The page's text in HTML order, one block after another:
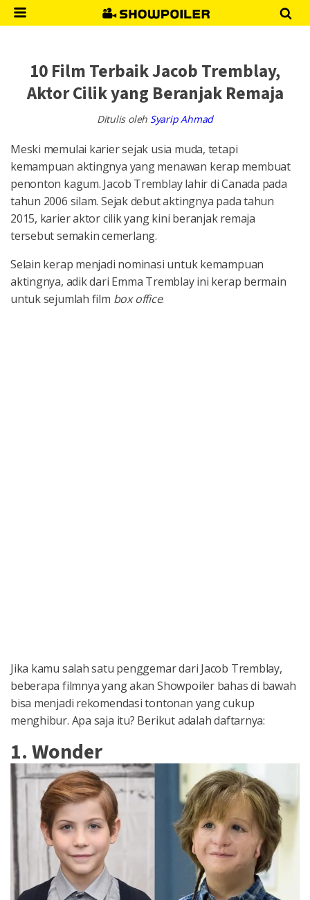
10 Film Terbaik Jacob Tremblay,
Aktor Cilik yang Beranjak Remaja
Ditulis oleh Syarip Ahmad
Meski memulai karier sejak usia muda, tetapi
kemampuan aktingnya yang menawan kerap membuat
penonton kagum. Jacob Tremblay lahir di Canada pada
tahun 2006 silam. Sejak debut aktingnya pada tahun
2015, karier aktor cilik yang kini beranjak remaja
tersebut semakin cemerlang.
Selain kerap menjadi nominasi untuk kemampuan
aktingnya, adik dari Emma Tremblay ini kerap bermain
untuk sejumlah film box office.
Jika kamu salah satu penggemar dari Jacob Tremblay,
beberapa filmnya yang akan Showpoiler bahas di bawah
bisa menjadi rekomendasi tontonan yang cukup
menghibur. Apa saja itu? Berikut adalah daftarnya:
1. Wonder